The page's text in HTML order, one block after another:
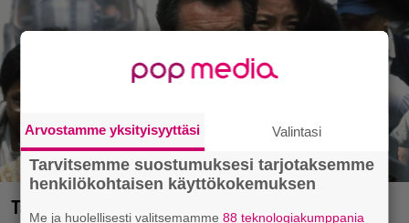
Tänään tv:ssä: Vuoden 1997 Bond-leffassa
Arvostamme yksityisyyttäsi Valintasi
Tarvitsemme suostumuksesi tarjotaksemme
henkilökohtaisen käyttökokemuksen
Me ja huolellisesti valitsemamme88 teknologiakumppania